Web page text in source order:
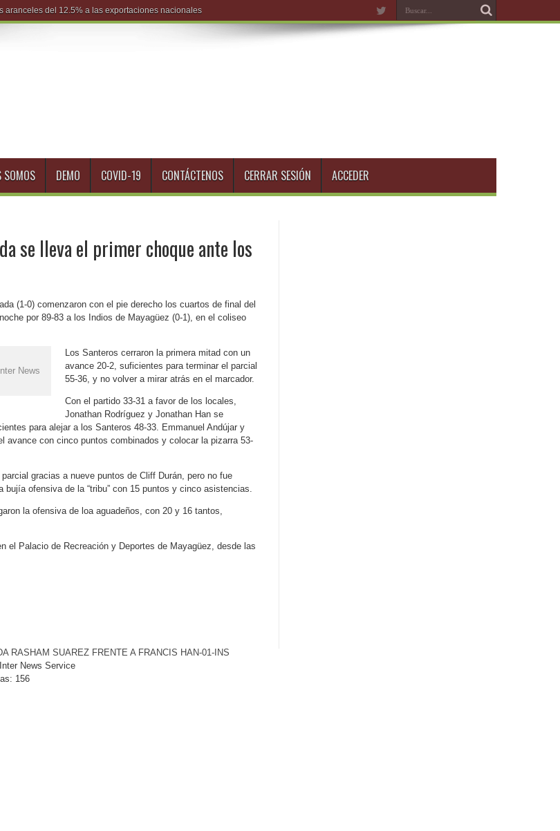
SOMOS DEMO COVID-19 CONTÁCTENOS CERRAR SESIÓN ACCEDER
se lleva el primer choque ante los
(1-0) comenzaron con el pie derecho los cuartos de final del
por 89-83 a los Indios de Mayagüez (0-1), en el coliseo
News
Los Santeros cerraron la primera mitad con un
avance 20-2, suficientes para terminar el parcial
55-36, y no volver a mirar atrás en el marcador.
Con el partido 33-31 a favor de los locales,
Jonathan Rodríguez y Jonathan Han se
para alejar a los Santeros 48-33. Emmanuel Andújar y
avance con cinco puntos combinados y colocar la pizarra 53-
gracias a nueve puntos de Cliff Durán, pero no fue
ofensiva de la “tribu” con 15 puntos y cinco asistencias.
la ofensiva de loa aguadeños, con 20 y 16 tantos,
el Palacio de Recreación y Deportes de Mayagüez, desde las
RASHAM SUAREZ FRENTE A FRANCIS HAN-01-INS
News Service
156